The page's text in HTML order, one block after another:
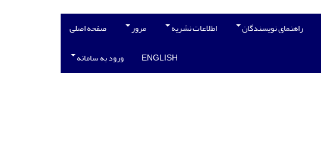
صفحه اصلی مرور اطلاعات نشریه راهنمای نویسندگان
ورود به سامانه
ENGLISH